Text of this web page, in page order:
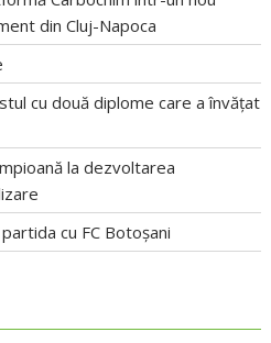
din Cluj-Napoca
cu două diplome care a învățat
la dezvoltarea
cu FC Botoșani